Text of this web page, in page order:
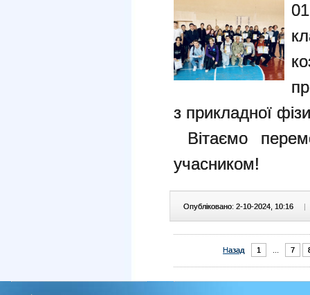
з прикладної
Вітаємо
учасником!
Опубліковано: 2-10-2024, 10:16 |
Назад 1 7